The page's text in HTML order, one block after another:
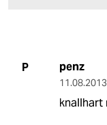
P penz
11.08.2013
knallhart